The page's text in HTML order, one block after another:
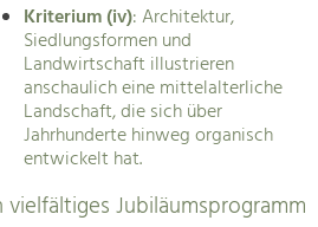
Kriterium (iv): Architektur,
Siedlungsformen und
Landwirtschaft illustrieren
anschaulich eine mittelalterliche
Landschaft, die sich über
Jahrhunderte hinweg organisch
entwickelt hat.
vielfältiges Jubiläumsprogramm